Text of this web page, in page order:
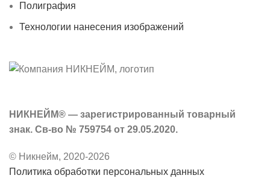
Полиграфия
Технологии нанесения изображений
НИКНЕЙМ® — зарегистрированный товарный
знак. Св-во № 759754 от 29.05.2020.
© Никнейм, 2020-2026
Политика обработки персональных данных